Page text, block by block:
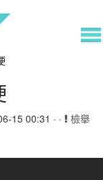
15 00:31 · · 檢舉